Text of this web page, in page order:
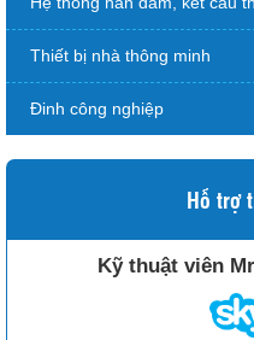
Thiết bị nhà thông minh
Đinh công nghiệp
Hỗ trợ
Kỹ thuật viên